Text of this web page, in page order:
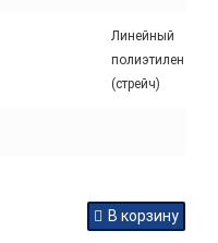
Линейный
полиэтилен
(стрейч)
В корзину